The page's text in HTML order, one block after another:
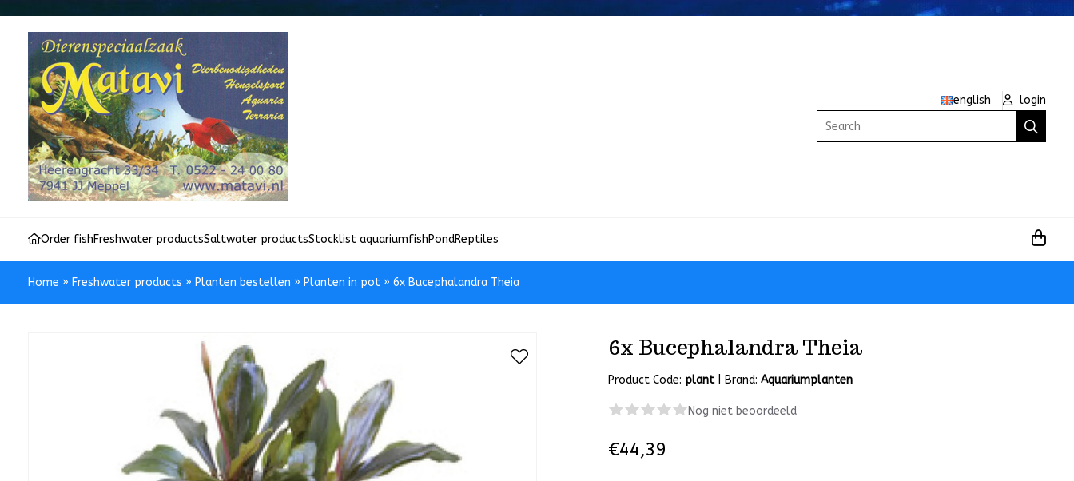
english
login
Search
Order fishFreshwater productsSaltwater productsStocklist aquariumfishPondReptiles
Home » Freshwater products » Planten bestellen » Planten in pot » 6x Bucephalandra Theia
6x Bucephalandra Theia
Product Code: plant Brand:Aquariumplanten
Nog niet beoordeeld
€44,39